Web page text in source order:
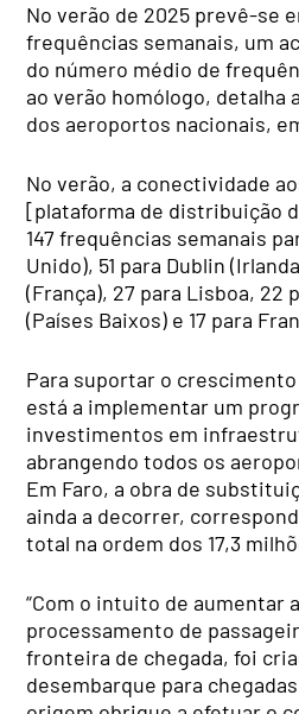
No verão de 2025 prevê-se
frequências semanais, um
do número médio de
ao verão homólogo, detalha
dos aeroportos nacionais,
No verão, a conectividade
[plataforma de distribuição
147 frequências semanais
Unido), 51 para Dublin
(França), 27 para Lisboa, 22
(Países Baixos) e 17 para
Para suportar o
está a implementar um
investimentos em
abrangendo todos os
Em Faro, a obra de
ainda a decorrer,
total na ordem dos 17,3
“Com o intuito de aumentar
processamento de
fronteira de chegada, foi
desembarque para